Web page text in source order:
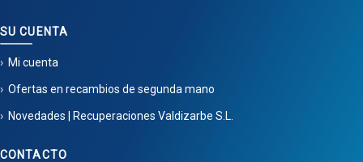
SU CUENTA
Mi cuenta
Ofertas en recambios de segunda mano
Novedades | Recuperaciones Valdizarbe S.L.
CONTACTO